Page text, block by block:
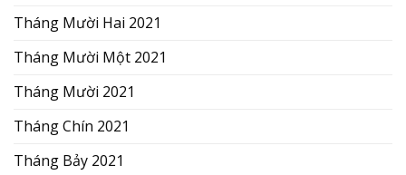
Tháng Mười Hai 2021
Tháng Mười Một 2021
Tháng Mười 2021
Tháng Chín 2021
Tháng Bảy 2021